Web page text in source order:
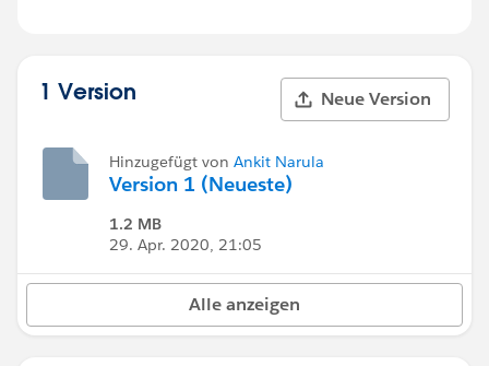
1 Version Neue Version
Hinzugefügt von Ankit Narula
Version 1 (Neueste)
1.2 MB
29. Apr. 2020, 21:05
Alle anzeigen